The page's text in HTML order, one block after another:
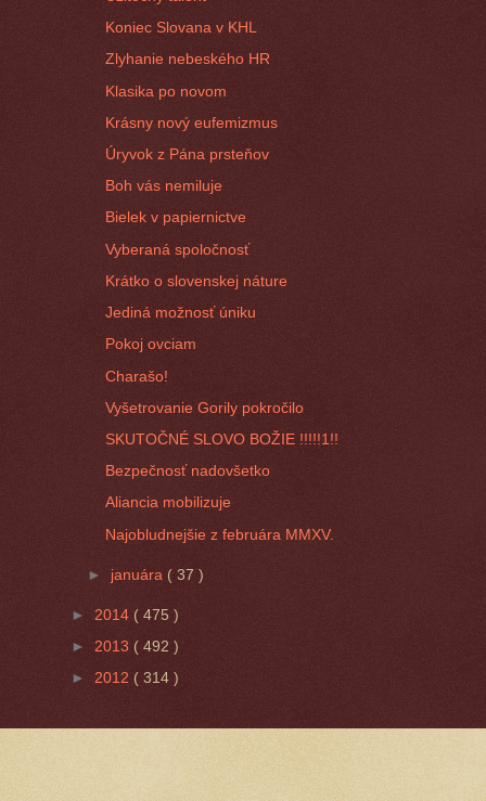
Koniec Slovana v KHL
Zlyhanie nebeského HR
Klasika po novom
Krásny nový eufemizmus
Úryvok z Pána prsteňov
Boh vás nemiluje
Bielek v papiernictve
Vyberaná spoločnosť
Krátko o slovenskej náture
Jediná možnosť úniku
Pokoj ovciam
Charašo!
Vyšetrovanie Gorily pokročilo
SKUTOČNÉ SLOVO BOŽIE !!!!!1!!
Bezpečnosť nadovšetko
Aliancia mobilizuje
Najobludnejšie z februára MMXV.
► januára ( 37 )
► 2014 ( 475 )
► 2013 ( 492 )
► 2012 ( 314 )